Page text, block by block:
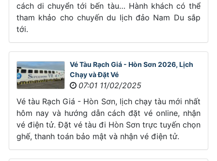
cách di chuyển tới bến tàu… Hành khách có thể
tham khảo cho chuyến du lịch đảo Nam Du sắp
tới.
Vé Tàu Rạch Giá - Hòn Sơn 2026, Lịch
Chạy và Đặt Vé
07:01 11/02/2025
Vé tàu Rạch Giá - Hòn Sơn, lịch chạy tàu mới nhất
hôm nay và hướng dẫn cách đặt vé online, nhận
vé điện tử. Đặt vé tàu đi Hòn Sơn trực tuyến chọn
ghế, thanh toán bảo mật và nhận vé điện tử.